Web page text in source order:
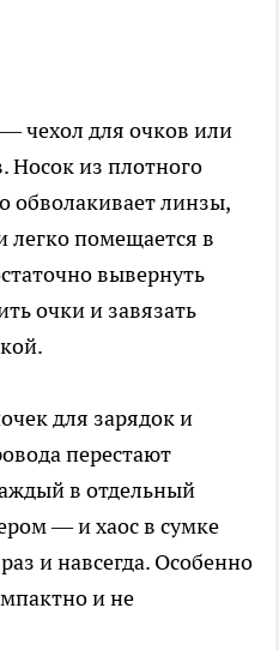
чехол для очков или
Носок из плотного
обволакивает линзы,
легко помещается в
вывернуть
очки и завязать
для зарядок и
перестают
в отдельный
— и хаос в сумке
и навсегда. Особенно
и не